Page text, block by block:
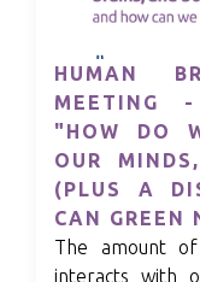
HUMAN
MEETING
"HOW DO
OUR
(PLUS A
CAN GREEN
The amount
interacts with